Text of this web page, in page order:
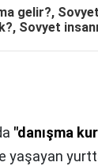
gelir?,
Sovyet
"danışma
yaşayan